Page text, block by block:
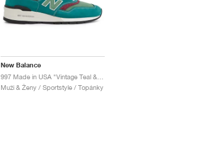
New Balance
Muži & Ženy / Sportstyle / Topánky